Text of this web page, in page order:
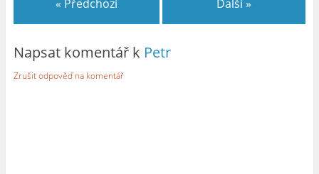
« Předchozí Další »
Napsat komentář k Petr
Zrušit odpověď na komentář